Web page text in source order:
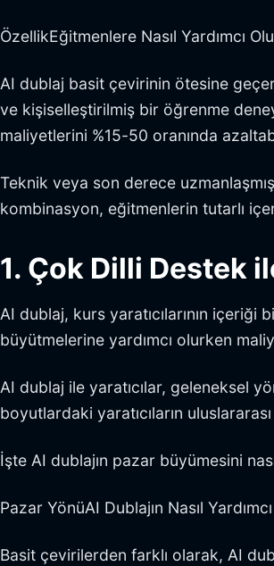
ÖzellikEğitmenlere Nasıl Yardımcı
AI dublaj basit çevirinin ötesine
ve kişiselleştirilmiş bir öğrenme
maliyetlerini %15-50 oranında
Teknik veya son derece
kombinasyon, eğitmenlerin tutarlı
1. Çok Dilli Destek
AI dublaj, kurs yaratıcılarının
büyütmelerine yardımcı olurken
AI dublaj ile yaratıcılar, geleneksel
boyutlardaki yaratıcıların
İşte AI dublajın pazar büyümesini
Pazar YönüAI Dublajın Nasıl
Basit çevirilerden farklı olarak, AI